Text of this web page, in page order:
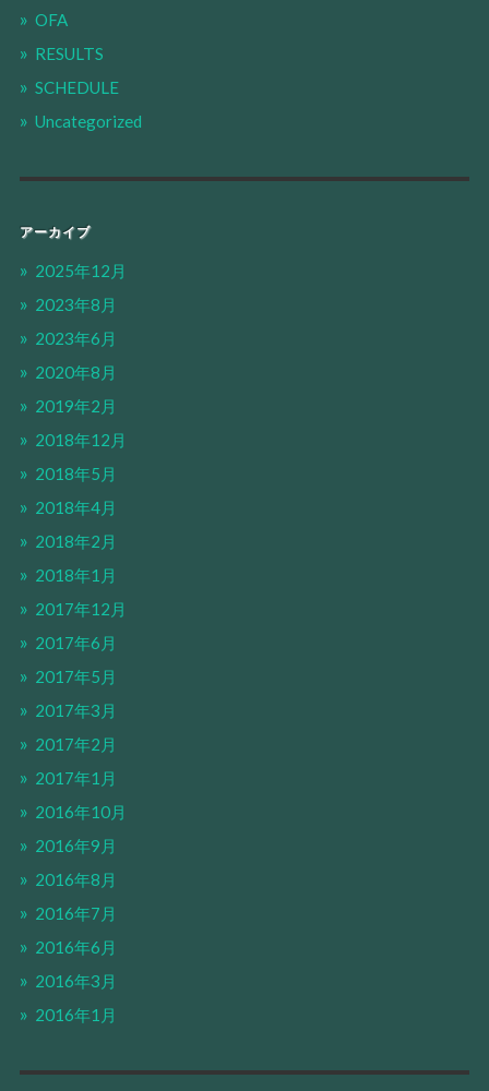
OFA
RESULTS
SCHEDULE
Uncategorized
アーカイブ
2025年12月
2023年8月
2023年6月
2020年8月
2019年2月
2018年12月
2018年5月
2018年4月
2018年2月
2018年1月
2017年12月
2017年6月
2017年5月
2017年3月
2017年2月
2017年1月
2016年10月
2016年9月
2016年8月
2016年7月
2016年6月
2016年3月
2016年1月